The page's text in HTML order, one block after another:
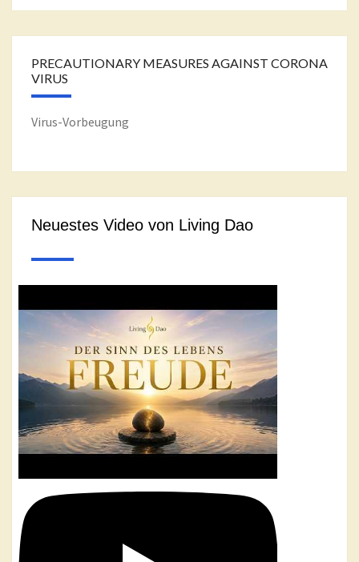
PRECAUTIONARY MEASURES AGAINST CORONA
VIRUS
Virus-Vorbeugung
Neuestes Video von Living Dao